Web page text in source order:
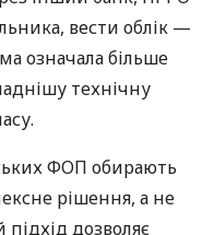
вести облік —
означала більше
технічну
ФОП обирають
рішення, а не
дозволяє